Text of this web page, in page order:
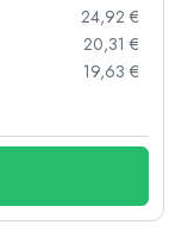
24,92 €
20,31 €
19,63 €